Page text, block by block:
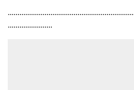
.......................